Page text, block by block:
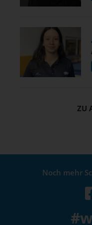
ZU
Noch mehr